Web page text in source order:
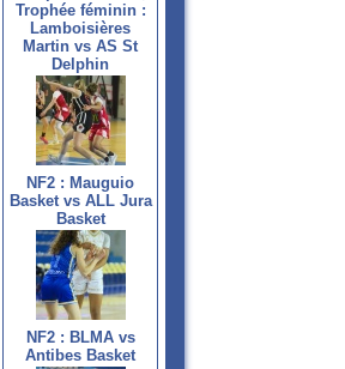
Trophée féminin :
Lamboisières
Martin vs AS St
Delphin
NF2 : Mauguio
Basket vs ALL Jura
Basket
NF2 : BLMA vs
Antibes Basket